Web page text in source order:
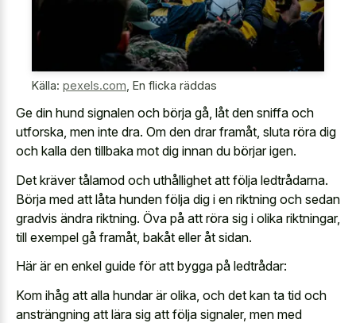
Källa: pexels.com En flicka räddas
Ge din hund signalen och börja gå, låt den sniffa och
utforska, men inte dra. Om den drar framåt, sluta röra dig
och kalla den tillbaka mot dig innan du börjar igen.
Det kräver tålamod och uthållighet att följa ledtrådarna.
Börja med att låta hunden följa dig i en riktning och sedan
gradvis ändra riktning. Öva på att röra sig i olika riktningar,
till exempel gå framåt, bakåt eller åt sidan.
Här är en enkel guide för att bygga på ledtrådar:
Kom ihåg att alla hundar är olika, och det kan ta tid och
ansträngning att lära sig att följa signaler, men med